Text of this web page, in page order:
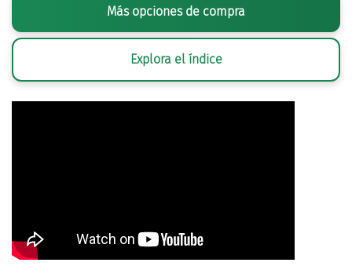
Más opciones de compra
Explora el índice